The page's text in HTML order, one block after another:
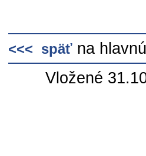
<<< späť na
Vložené